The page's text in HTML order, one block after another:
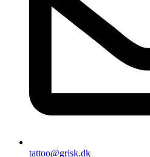
tattoo@grisk.dk